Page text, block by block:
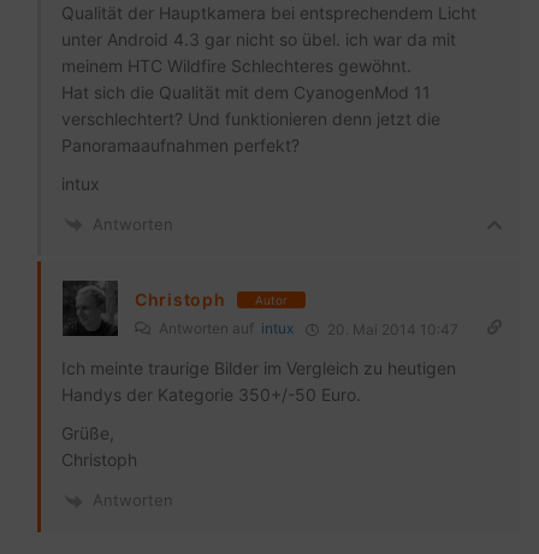
Qualität der Hauptkamera bei entsprechendem Licht
unter Android 4.3 gar nicht so übel. ich war da mit
meinem HTC Wildfire Schlechteres gewöhnt.
Hat sich die Qualität mit dem CyanogenMod 11
verschlechtert? Und funktionieren denn jetzt die
Panoramaaufnahmen perfekt?
intux
Antworten
Christoph Autor
Antworten auf intux 20. Mai 2014 10:47
Ich meinte traurige Bilder im Vergleich zu heutigen
Handys der Kategorie 350+/-50 Euro.
Grüße,
Christoph
Antworten